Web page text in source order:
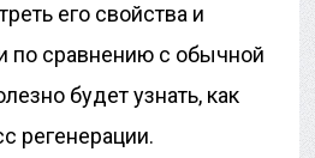
его свойства и
по сравнению с обычной
будет узнать, как
регенерации.